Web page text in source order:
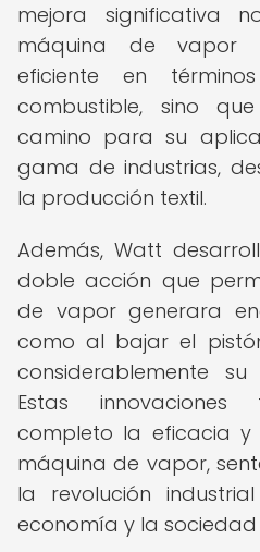
mejora significativa
máquina de vapor
eficiente en
combustible, sino
camino para su
gama de industrias,
la producción textil.
Además, Watt
doble acción que
de vapor generara
como al bajar el
considerablemente
Estas innovaciones
completo la eficacia
máquina de vapor,
la revolución
economía y la